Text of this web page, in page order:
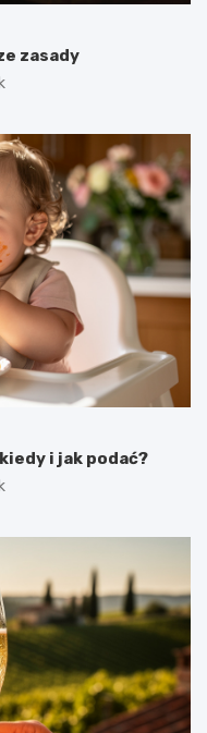
zasady
i jak podać?